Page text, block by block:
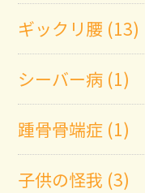
ギックリ腰 (13)
シーバー病 (1)
踵骨骨端症 (1)
子供の怪我 (3)